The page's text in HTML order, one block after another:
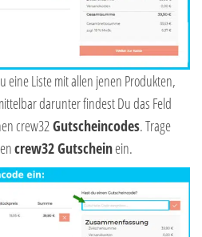
eine Liste mit allen jenen Produkten,
darunter findest Du das Feld
crew32 Gutscheincodes. Trage
crew32 Gutscheinein.